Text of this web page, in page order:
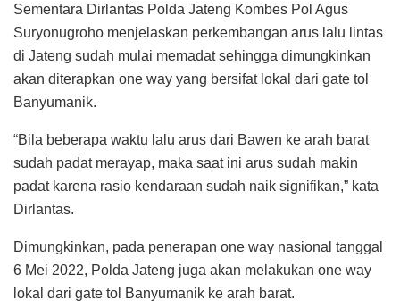
Sementara Dirlantas Polda Jateng Kombes Pol Agus
Suryonugroho menjelaskan perkembangan arus lalu lintas
di Jateng sudah mulai memadat sehingga dimungkinkan
akan diterapkan one way yang bersifat lokal dari gate tol
Banyumanik.
“Bila beberapa waktu lalu arus dari Bawen ke arah barat
sudah padat merayap, maka saat ini arus sudah makin
padat karena rasio kendaraan sudah naik signifikan,” kata
Dirlantas.
Dimungkinkan, pada penerapan one way nasional tanggal
6 Mei 2022, Polda Jateng juga akan melakukan one way
lokal dari gate tol Banyumanik ke arah barat.